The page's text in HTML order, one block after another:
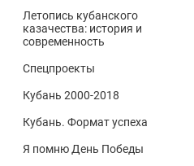
Летопись кубанского
казачества: история и
современность
Спецпроекты
Кубань 2000-2018
Кубань. Формат успеха
Я помню День Победы